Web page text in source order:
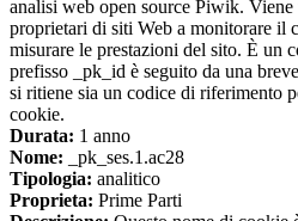
analisi web open source Piwik.
proprietari di siti Web a monitorare il
misurare le prestazioni del sito. È un
prefisso _pk_id è seguito da una
si ritiene sia un codice di riferimento
cookie.
Durata: 1 anno
Nome: _pk_ses.1.ac28
Tipologia: analitico
Proprieta: Prime Parti